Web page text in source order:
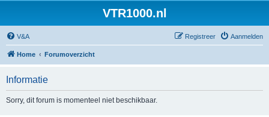
VTR1000.nl
V&A Aanmelden
Registreer
Home Forumoverzicht
Informatie
Sorry, dit forum is momenteel niet beschikbaar.